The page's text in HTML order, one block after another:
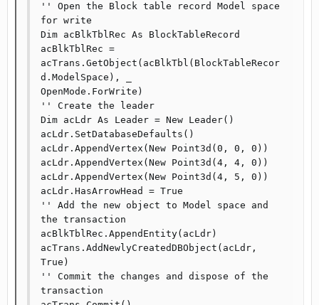
'' Open the Block table record Model space
for write
Dim acBlkTblRec As BlockTableRecord
acBlkTblRec =
acTrans.GetObject(acBlkTbl(BlockTableRecor
d.ModelSpace), _
OpenMode.ForWrite)
'' Create the leader
Dim acLdr As Leader = New Leader()
acLdr.SetDatabaseDefaults()
acLdr.AppendVertex(New Point3d(0, 0, 0))
acLdr.AppendVertex(New Point3d(4, 4, 0))
acLdr.AppendVertex(New Point3d(4, 5, 0))
acLdr.HasArrowHead = True
'' Add the new object to Model space and
the transaction
acBlkTblRec.AppendEntity(acLdr)
acTrans.AddNewlyCreatedDBObject(acLdr,
True)
'' Commit the changes and dispose of the
transaction